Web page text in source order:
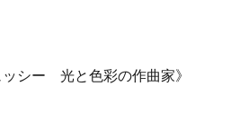
シー 光と色彩の作曲家》